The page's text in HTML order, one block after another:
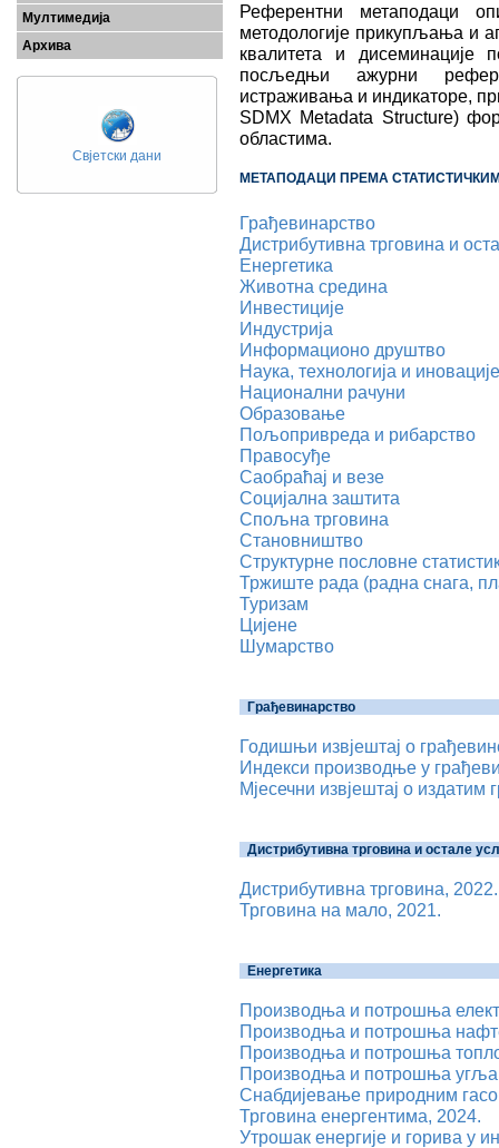
Мултимедија
Архива
Свјетски дани
Референтни метаподаци
методологије прикупљања и
квалитета и дисеминације
посљедњи ажурни
истраживања и индикаторе,
SDMX Metadata Structure)
областима.
МЕТАПОДАЦИ ПРЕМА
Грађевинарство
Дистрибутивна трговина и
Енергетика
Животна средина
Инвестиције
Индустрија
Информационо друштво
Наука, технологија и иновације
Национални рачуни
Образовање
Пољопривреда и рибарство
Правосуђе
Саобраћај и везе
Социјална заштита
Спољна трговина
Становништво
Структурне пословне
Тржиште рада (радна снага,
Туризам
Цијене
Шумарство
Грађевинарство
Годишњи извјештај о
Индекси производње у
Мјесечни извјештај о
Дистрибутивна трговина и остале
Дистрибутивна трговина, 2022.
Трговина на мало, 2021.
Енергетика
Производња и потрошња
Производња и потрошња
Производња и потрошња
Производња и потрошња
Снабдијевање природним
Трговина енергентима, 2024.
Утрошак енергије и горива у